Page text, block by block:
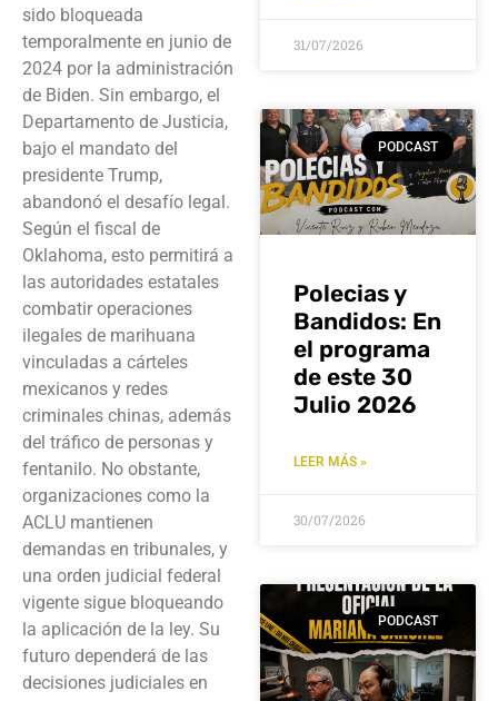
sido bloqueada
temporalmente en junio de
2024 por la administración
de Biden. Sin embargo, el
Departamento de Justicia,
bajo el mandato del
presidente Trump,
abandonó el desafío legal.
Según el fiscal de
Oklahoma, esto permitirá a
las autoridades estatales
combatir operaciones
ilegales de marihuana
vinculadas a cárteles
mexicanos y redes
criminales chinas, además
del tráfico de personas y
fentanilo. No obstante,
organizaciones como la
ACLU mantienen
demandas en tribunales, y
una orden judicial federal
vigente sigue bloqueando
la aplicación de la ley. Su
futuro dependerá de las
decisiones judiciales en
31/07/2026
PODCAST
Polecias y
Bandidos: En
el programa
de este 30
Julio 2026
LEER MÁS »
30/07/2026
PODCAST